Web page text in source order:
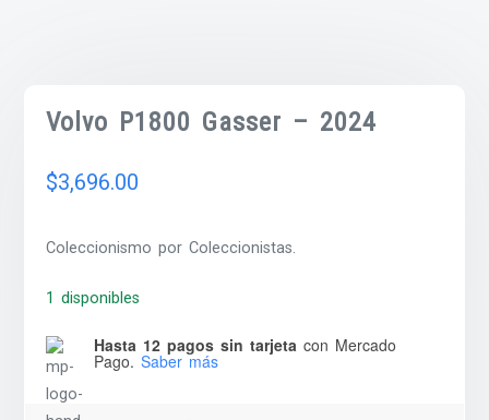
Volvo P1800 Gasser – 2024
$3,696.00
Coleccionismo por Coleccionistas.
1 disponibles
Hasta 12 pagos sin tarjeta con Mercado
Pago. Saber más